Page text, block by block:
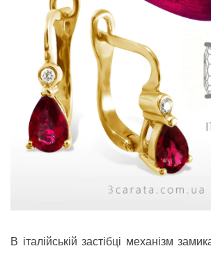
В італійській застібці механізм